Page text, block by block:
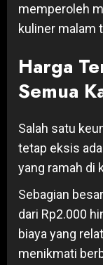
memperoleh
kuliner malam
Harga
Semua
Salah satu
tetap eksis
yang ramah di
Sebagian
dari Rp2.000
biaya yang
menikmati